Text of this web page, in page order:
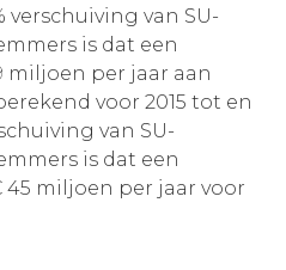
verschuiving van SU-
is dat een
miljoen per jaar aan
voor 2015 tot en
van SU-
is dat een
miljoen per jaar voor